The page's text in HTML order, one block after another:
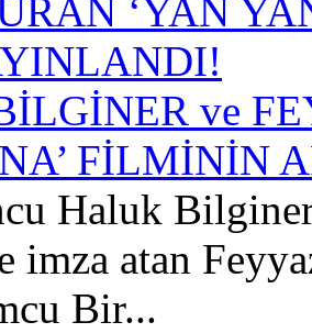
ve
FİLMİNİN
Haluk
imza atan
Bir...